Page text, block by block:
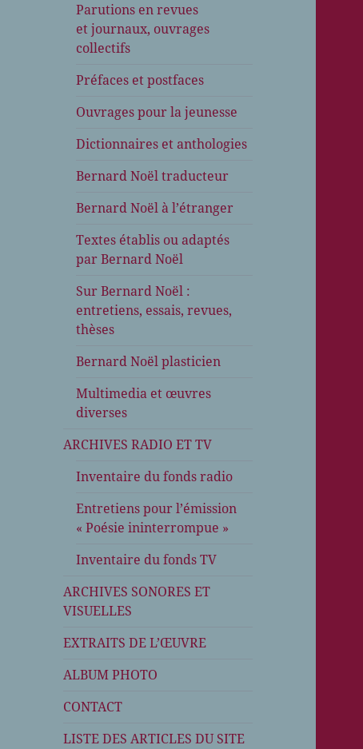
Parutions en revues
et journaux, ouvrages
collectifs
Préfaces et postfaces
Ouvrages pour la jeunesse
Dictionnaires et anthologies
Bernard Noël traducteur
Bernard Noël à l’étranger
Textes établis ou adaptés
par Bernard Noël
Sur Bernard Noël :
entretiens, essais, revues,
thèses
Bernard Noël plasticien
Multimedia et œuvres
diverses
ARCHIVES RADIO ET TV
Inventaire du fonds radio
Entretiens pour l’émission
« Poésie ininterrompue »
Inventaire du fonds TV
ARCHIVES SONORES ET
VISUELLES
EXTRAITS DE L’ŒUVRE
ALBUM PHOTO
CONTACT
LISTE DES ARTICLES DU SITE